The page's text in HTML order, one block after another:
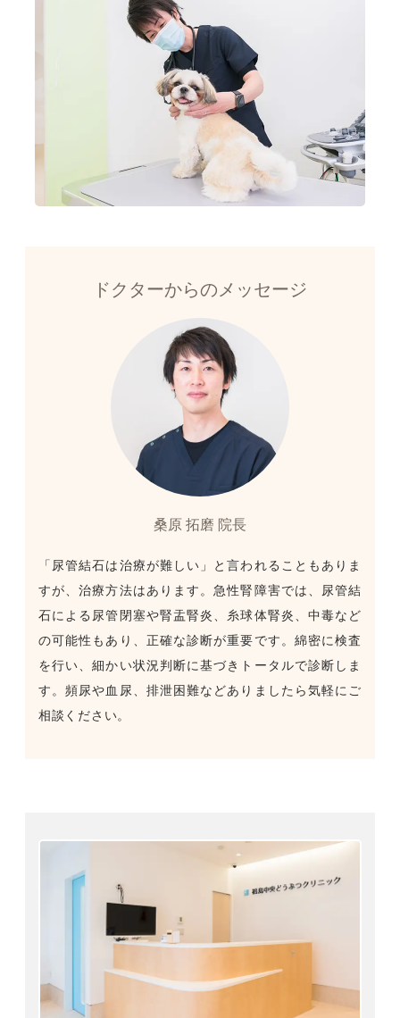
ドクターからのメッセージ
桑原 拓磨 院長
「尿管結石は治療が難しい」と言われることもありま
すが、治療方法はあります。急性腎障害では、尿管結
石による尿管閉塞や腎盂腎炎、糸球体腎炎、中毒など
の可能性もあり、正確な診断が重要です。綿密に検査
を行い、細かい状況判断に基づきトータルで診断しま
す。頻尿や血尿、排泄困難などありましたら気軽にご
相談ください。